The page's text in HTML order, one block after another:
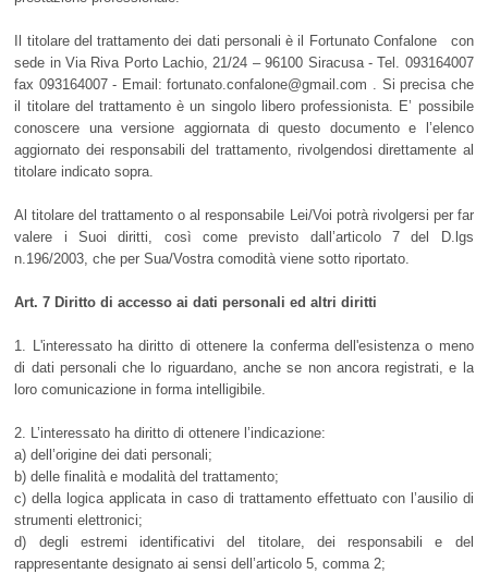
Il titolare del trattamento dei dati personali è il Fortunato Confalone con
sede in Via Riva Porto Lachio, 21/24 – 96100 Siracusa - Tel. 093164007
fax 093164007 - Email: fortunato.confalone@gmail.com . Si precisa che
il titolare del trattamento è un singolo libero professionista. E’ possibile
conoscere una versione aggiornata di questo documento e l’elenco
aggiornato dei responsabili del trattamento, rivolgendosi direttamente al
titolare indicato sopra.
Al titolare del trattamento o al responsabile Lei/Voi potrà rivolgersi per far
valere i Suoi diritti, così come previsto dall’articolo 7 del D.lgs
n.196/2003, che per Sua/Vostra comodità viene sotto riportato.
Art. 7 Diritto di accesso ai dati personali ed altri diritti
1. L'interessato ha diritto di ottenere la conferma dell'esistenza o meno
di dati personali che lo riguardano, anche se non ancora registrati, e la
loro comunicazione in forma intelligibile.
2. L’interessato ha diritto di ottenere l’indicazione:
a) dell’origine dei dati personali;
b) delle finalità e modalità del trattamento;
c) della logica applicata in caso di trattamento effettuato con l’ausilio di
strumenti elettronici;
d) degli estremi identificativi del titolare, dei responsabili e del
rappresentante designato ai sensi dell’articolo 5, comma 2;